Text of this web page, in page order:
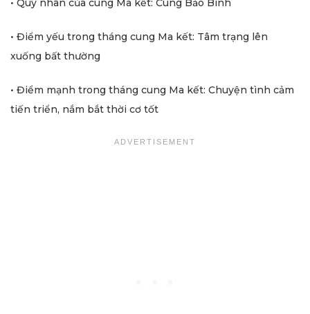
• Quý nhân của cung Ma kết: Cung Bảo Bình
• Điểm yếu trong tháng cung Ma kết: Tâm trạng lên
xuống bất thường
• Điểm mạnh trong tháng cung Ma kết: Chuyện tình cảm
tiến triển, nắm bắt thời cơ tốt